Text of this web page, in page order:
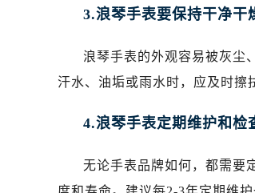
合肥市蜀山区潜山
青岛市南区山东
烟台市芝罘区胜
贵阳市南明区都司
石家庄市长安区
3.浪琴手表要保持干净干
浪琴手表的外观容易被灰尘
汗水、油垢或雨水时，应及时擦
4.浪琴手表定期维护和检
无论手表品牌如何，都需要